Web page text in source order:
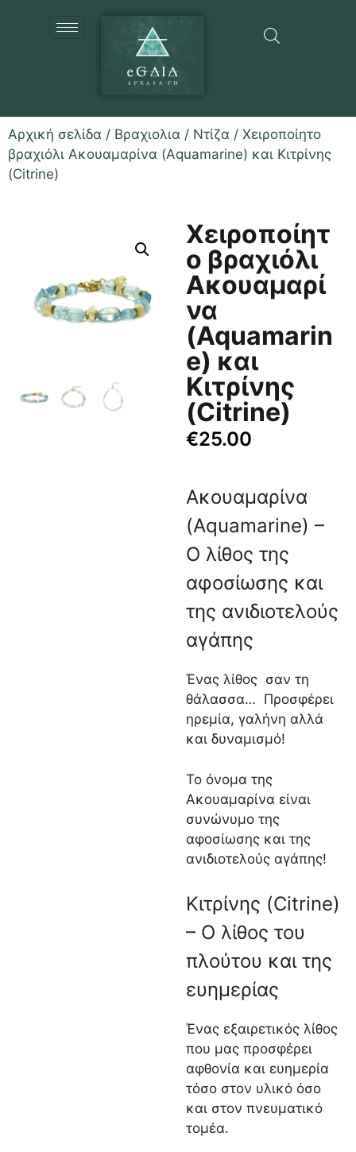
Αρχική σελίδα / Βραχιολια / Ντίζα / Χειροποίητο
βραχιόλι Ακουαμαρίνα (Aquamarine) και Κιτρίνης
(Citrine)
Χειροποίητ
ο βραχιόλι
Ακουαμαρί
να
(Aquamarin
e) και
Κιτρίνης
(Citrine)
€25.00
Ακουαμαρίνα
(Aquamarine) –
Ο λίθος της
αφοσίωσης και
της ανιδιοτελούς
αγάπης
Ένας λίθος σαν τη
θάλασσα… Προσφέρει
ηρεμία, γαλήνη αλλά
και δυναμισμό!
Το όνομα της
Ακουαμαρίνα είναι
συνώνυμο της
αφοσίωσης και της
ανιδιοτελούς αγάπης!
Κιτρίνης (Citrine)
– Ο λίθος του
πλούτου και της
ευημερίας
Ένας εξαιρετικός λίθος
που μας προσφέρει
αφθονία και ευημερία
τόσο στον υλικό όσο
και στον πνευματικό
τομέα.